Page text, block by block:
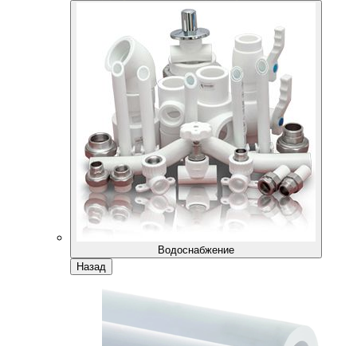
Водоснабжение
Назад